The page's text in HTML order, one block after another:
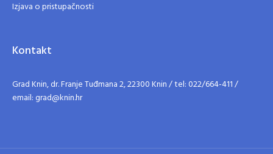
Izjava o pristupačnosti
Kontakt
Grad Knin, dr. Franje Tuđmana 2, 22300 Knin / tel: 022/664-411 /
email: grad@knin.hr